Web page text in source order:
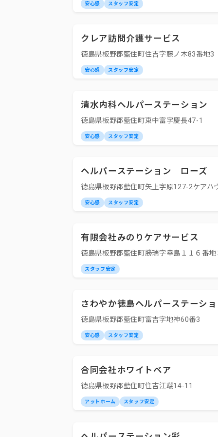
安心感 スタッフ安定
クレア訪問介護サービス
徳島県板野郡藍住町住吉字藤ノ木83番地3
安心感 スタッフ安定
清水内科ヘルパーステーション
徳島県板野郡藍住町東中富字慶長47-1
安心感 スタッフ安定
ヘルパーステーション ローズ
徳島県板野郡藍住町矢上字原127-2ケアハ
安心感 スタッフ安定
有限会社みのりケアサービス
徳島県板野郡藍住町勝瑞字幸島１１６番地
スタッフ安定
さわやか徳島ヘルパーステーシ
徳島県板野郡藍住町富吉字地神60番3
安心感 スタッフ安定
合同会社ホワイトベア
徳島県板野郡藍住町住吉江端14-11
アットホーム スタッフ安定